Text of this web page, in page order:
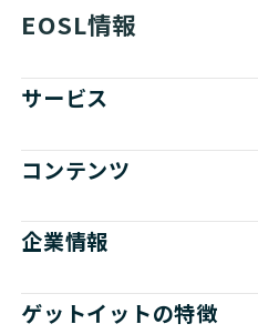
EOSL情報
サービス
コンテンツ
企業情報
ゲットイットの特徴